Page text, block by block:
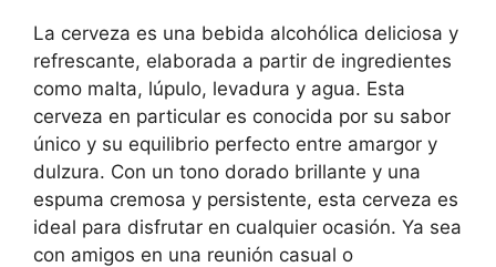
La cerveza es una bebida alcohólica deliciosa y
refrescante, elaborada a partir de ingredientes
como malta, lúpulo, levadura y agua. Esta
cerveza en particular es conocida por su sabor
único y su equilibrio perfecto entre amargor y
dulzura. Con un tono dorado brillante y una
espuma cremosa y persistente, esta cerveza es
ideal para disfrutar en cualquier ocasión. Ya sea
con amigos en una reunión casual o